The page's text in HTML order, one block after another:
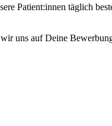
Patient:innen täglich
uns auf Deine